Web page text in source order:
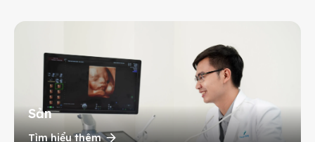
Sản
Tìm hiểu thêm